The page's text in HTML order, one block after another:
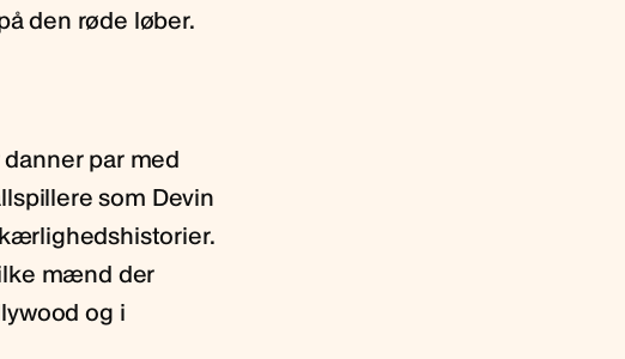
den røde løber.
par med
som Devin
mænd der
og i